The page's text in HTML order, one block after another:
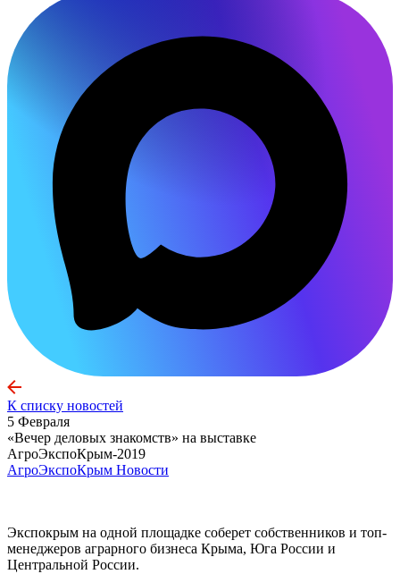
К списку новостей
5 Февраля
«Вечер деловых знакомств» на выставке
АгроЭкспоКрым-2019
АгроЭкспоКрым Новости
Экспокрым на одной площадке соберет собственников и топ-
менеджеров аграрного бизнеса Крыма, Юга России и
Центральной России.